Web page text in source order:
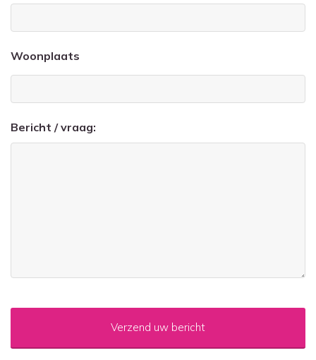
Woonplaats
Bericht / vraag: